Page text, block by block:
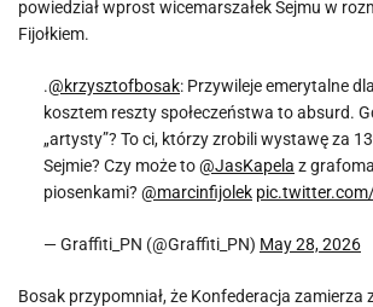
powiedział wprost wicemarszałek Sejmu w
Fijołkiem.
.@krzysztofbosak: Przywileje emerytalne
kosztem reszty społeczeństwa to absurd.
„artysty”? To ci, którzy zrobili wystawę za
Sejmie? Czy może to@JasKapela z
piosenkami? @marcinfijolek
— Graffiti_PN (@Graffiti_PN) May 28, 2026
Bosak przypomniał, że Konfederacja zamierza